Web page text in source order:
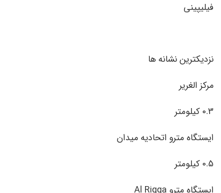
فیلیپینی
نزدیکترین نشانه ها
مرکز الغریر
0.3 کیلومتر
ایستگاه مترو اتحادیه میدان
0.5 کیلومتر
ایستگاه مترو Al Rigga